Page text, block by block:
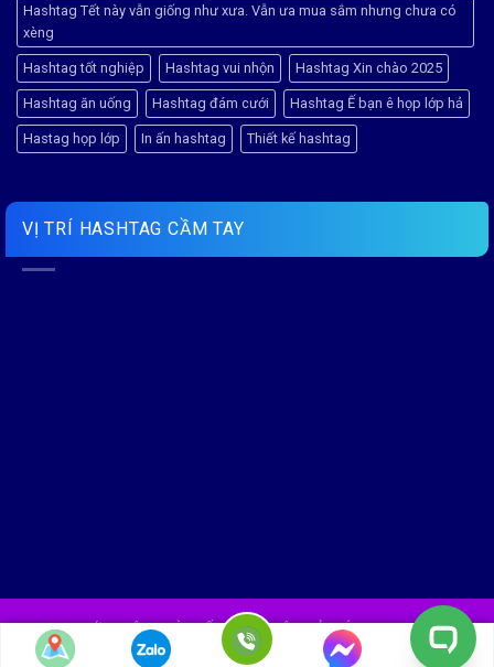
Hashtag Tết này vẫn giống như xưa. Vẫn ưa mua sắm nhưng chưa có
xèng
Hashtag tốt nghiệp Hashtag vui nhộn Hashtag Xin chào 2025
Hashtag ăn uống Hashtag đám cưới Hashtag Ế bạn ê họp lớp hả
Hastag họp lớp In ấn hashtag Thiết kế hashtag
VỊ TRÍ HASHTAG CẦM TAY
GIỚI THIỆU LIÊN HỆ HỎI ĐÁP NHANH
Copyright 2026 ©Hashtag Cầm tay